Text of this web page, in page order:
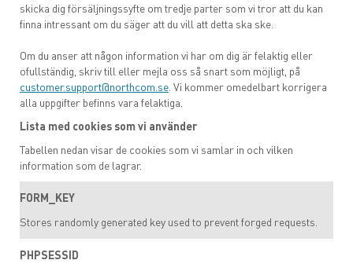
skicka dig försäljningssyfte om tredje parter som vi tror att du kan
finna intressant om du säger att du vill att detta ska ske.
Om du anser att någon information vi har om dig är felaktig eller
ofullständig, skriv till eller mejla oss så snart som möjligt, på
customer.support@northcom.se . Vi kommer omedelbart korrigera
alla uppgifter befinns vara felaktiga.
Lista med cookies som vi använder
Tabellen nedan visar de cookies som vi samlar in och vilken
information som de lagrar.
FORM_KEY
Stores randomly generated key used to prevent forged requests.
PHPSESSID